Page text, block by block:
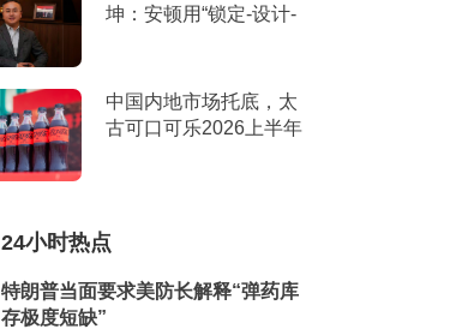
坤：安顿用“锁定-设计-
中国内地市场托底，太
古可口可乐2026上半年
24小时热点
特朗普当面要求美防长解释“弹药库
存极度短缺”